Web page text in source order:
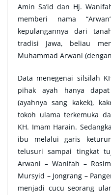
Amin Sa’id dan Hj.
memberi nama
kepulangannya dari
tradisi Jawa, beliau
Muhammad Arwani
Data menegenai silsilah
pihak ayah hanya
(ayahnya sang kakek),
tokoh ulama terkemuka
KH. Imam Harain.
ibu melalui garis
telusuri sampai tingkat
Arwani – Wanifah –
Mursyid – Jongrang –
menjadi cucu seorang